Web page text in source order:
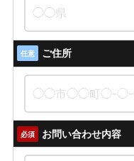
任意 ご住所
必須 お問い合わせ内容